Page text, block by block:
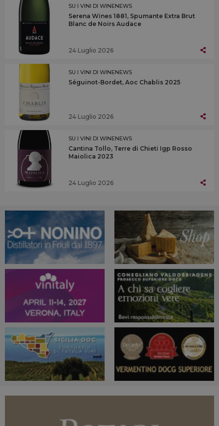
SU I VINI DI WINENEWS
Serena Wines 1881, Spumante Extra Brut
Blanc de Noirs Audace
24 Luglio 2026
SU I VINI DI WINENEWS
Séguinot-Bordet, Aoc Chablis 2025
24 Luglio 2026
SU I VINI DI WINENEWS
Cantina Tollo, Terre di Chieti Igp Rosso
Maiolica 2023
24 Luglio 2026